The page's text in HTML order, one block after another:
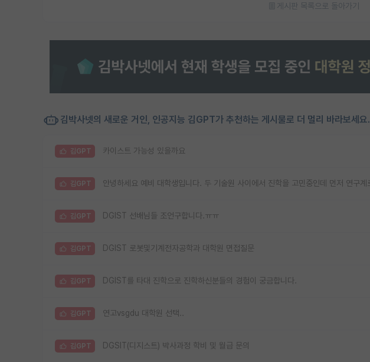
게시판 목록으로 돌아가기
김박사넷의 새로운 거인, 인공지능 김GPT가 추천하는 게시물로 더 멀리 바라보세요.
김GPT 카이스트 가능성 있을까요
김GPT
김GPT DGIST 선배님들 조언구합니다.ㅠㅠ
김GPT DGIST 로봇및기계전자공학과 대학원 면접질문
김GPT DGIST를 타대 진학으로 진학하신분들의 경험이 궁금합니다.
김GPT 연고vsgdu 대학원 선택..
김GPT DGSIT(디지스트) 박사과정 학비 및 월급 문의